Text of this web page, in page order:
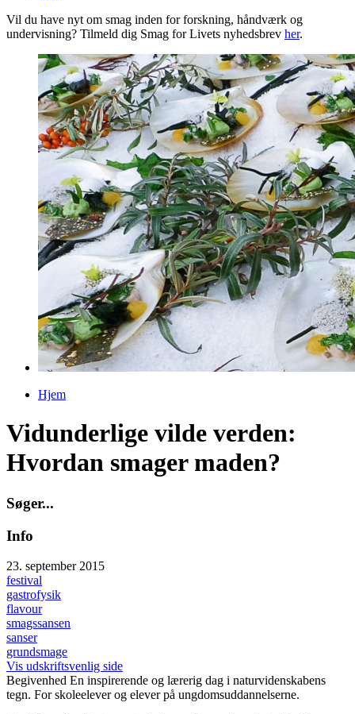
Vil du have nyt om smag inden for forskning, håndværk og
undervisning? Tilmeld dig Smag for Livets nyhedsbrev her.
Hjem
Vidunderlige vilde verden:
Hvordan smager maden?
Søger...
Info
23. september 2015
festival
gastrofysik
flavour
smagssansen
sanser
grundsmage
Vis udskriftsvenlig side
Begivenhed En inspirerende og lærerig dag i naturvidenskabens
tegn. For skoleelever og elever på ungdomsuddannelserne.